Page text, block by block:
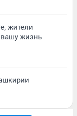
жители
жизнь